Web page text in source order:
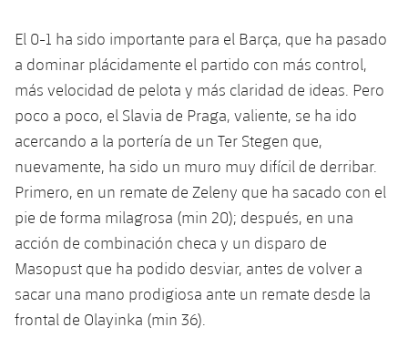
Palmarés
Historia
Entradas
Resultados
Clasificaciones
Jugadores
Fotos
Historia
Actualidad
Calendario
Resultados
Jugadores
Clasificaciones
Base
plusicon
más
Actualidad
Barça C
Junior
Juvenil
Infantil
Alevín
Campus Verano
PLUSICON
MÁS
Información general
Noticias
Atletismo
plusicon
más
Actualidad
Masculino
Baloncesto en silla de ruedas
Actualidad
Hockey sobre hielo
El 0-1 ha sido importante para el Barça, que ha pasado
a dominar plácidamente el partido con más control,
más velocidad de pelota y más claridad de ideas. Pero
poco a poco, el Slavia de Praga, valiente, se ha ido
acercando a la portería de un Ter Stegen que,
nuevamente, ha sido un muro muy difícil de derribar.
Primero, en un remate de Zeleny que ha sacado con el
pie de forma milagrosa (min 20); después, en una
acción de combinación checa y un disparo de
Masopust que ha podido desviar, antes de volver a
sacar una mano prodigiosa ante un remate desde la
frontal de Olayinka (min 36).